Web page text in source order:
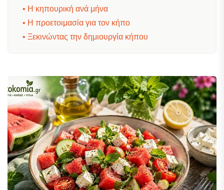
• Η κηπουρική ανά μήνα
• Η προετοιμασία για τον κήπο
• Ξεκινώντας την δημιουργία κήπου
• Κοπή & συντήρηση των λουλουδιών
• Δημιουργίες στον κήπο
• Συνταγές για τα προϊόντα μας